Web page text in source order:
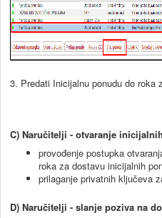
3. Predati Inicijalnu ponudu do roka
C) Naručitelji - otvaranje
provođenje postupka
roka za dostavu inicijalnih
prilaganje privatnih ključeva
D) Naručitelji - slanje poziva na